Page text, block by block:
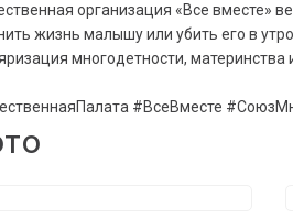
организация «Все вместе»
жизнь малышу или убить его в
многодетности,
#ВсеВместе